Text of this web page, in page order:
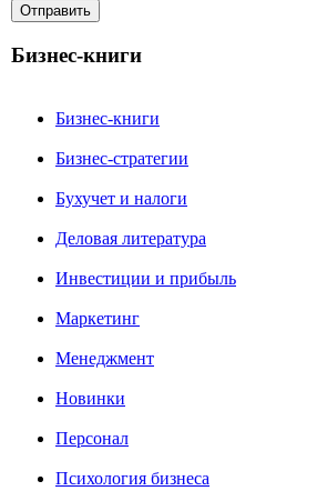
Бизнес-книги
Бизнес-книги
Бизнес-стратегии
Бухучет и налоги
Деловая литература
Инвестиции и прибыль
Маркетинг
Менеджмент
Новинки
Персонал
Психология бизнеса